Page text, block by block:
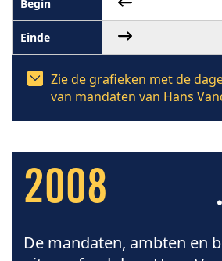
Zie de grafieken met de
van mandaten van Hans
2008
De mandaten, ambten en